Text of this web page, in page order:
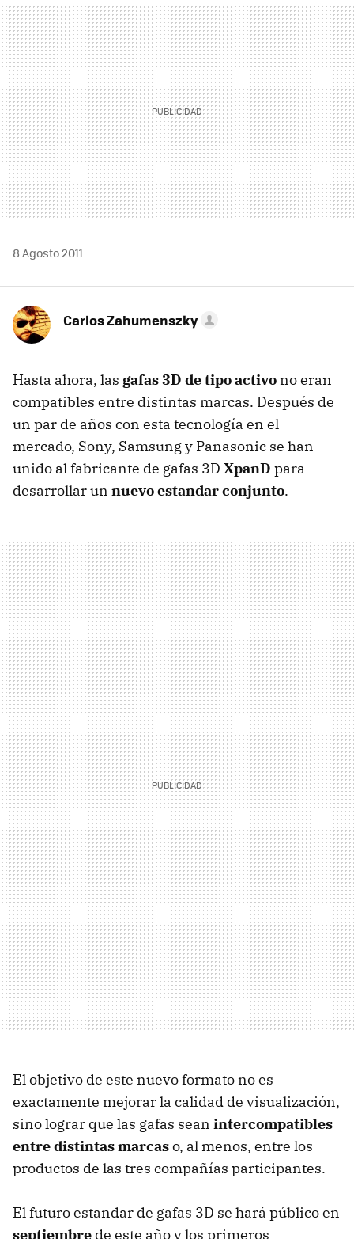
MAIL
8 Agosto 2011
Carlos Zahumenszky
Hasta ahora, las gafas 3D de tipo activo no eran
compatibles entre distintas marcas. Después de
un par de años con esta tecnología en el
mercado, Sony, Samsung y Panasonic se han
unido al fabricante de gafas 3D XpanD para
desarrollar un nuevo estandar conjunto.
El objetivo de este nuevo formato no es
exactamente mejorar la calidad de visualización,
sino lograr que las gafas sean intercompatibles
entre distintas marcaso, al menos, entre los
productos de las tres compañías participantes.
El futuro estandar de gafas 3D se hará público en
septiembre de este año y los primeros